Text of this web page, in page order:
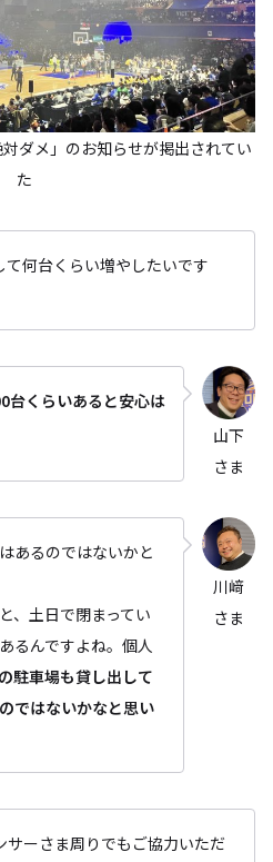
ダメ」のお知らせが掲出されてい
た
て何台くらい増やしたいです
台くらいあると安心は
山下
さま
あるのではないかと
、土日で閉まってい
るんですよね。個人
駐車場も貸し出して
ではないかなと思い
川﨑
さま
サーさま周りでもご協力いただ